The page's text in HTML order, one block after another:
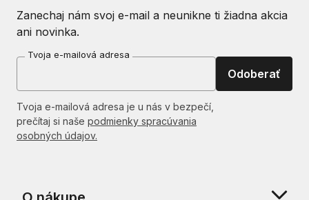
Zanechaj nám svoj e-mail a neunikne ti žiadna akcia
ani novinka.
Tvoja e-mailová adresa
Odoberať
Tvoja e-mailová adresa je u nás v bezpečí,
prečítaj si naše podmienky spracúvania
osobných údajov.